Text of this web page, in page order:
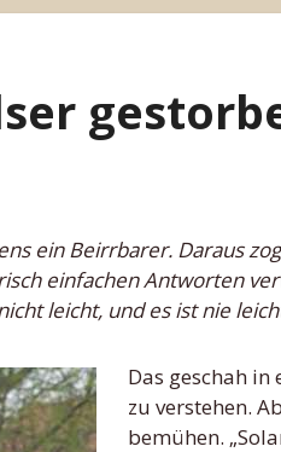
einfachen Antworten
leicht, und es ist nie
Das geschah
zu verstehen.
bemühen.